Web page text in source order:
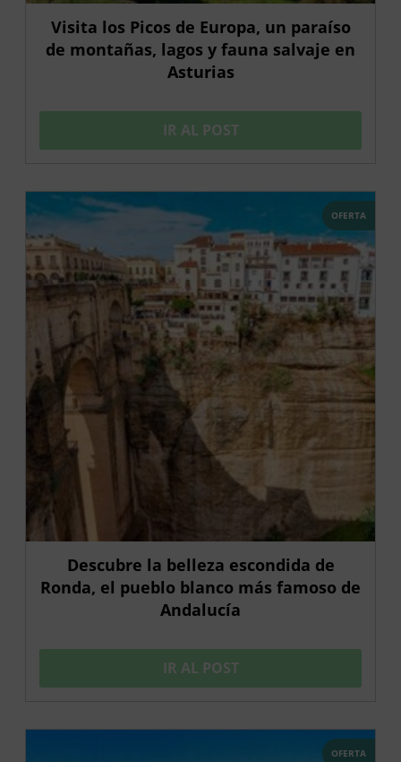
Visita los Picos de Europa, un paraíso
de montañas, lagos y fauna salvaje en
Asturias
IR AL POST
OFERTA
Descubre la belleza escondida de
Ronda, el pueblo blanco más famoso de
Andalucía
IR AL POST
OFERTA